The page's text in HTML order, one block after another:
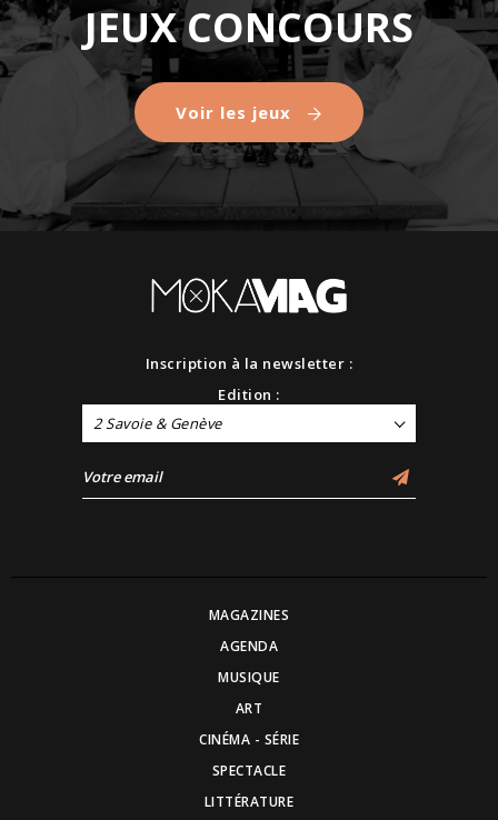
JEUX CONCOURS
Voir les jeux
Inscription à la newsletter :
Edition :
2 Savoie & Genève
MAGAZINES
AGENDA
MUSIQUE
ART
CINÉMA - SÉRIE
SPECTACLE
LITTÉRATURE